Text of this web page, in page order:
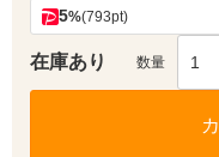
5%(793pt)
在庫あり 数量 1